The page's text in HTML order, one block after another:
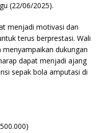
(22/06/2025).
menjadi motivasi dan
terus berprestasi. Wali
dukungan
dapat menjadi ajang
sepak bola amputasi di